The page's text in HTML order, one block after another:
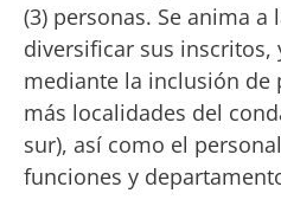
(3) personas. Se anima a
diversificar sus inscritos,
mediante la inclusión de
más localidades del
sur), así como el
funciones y